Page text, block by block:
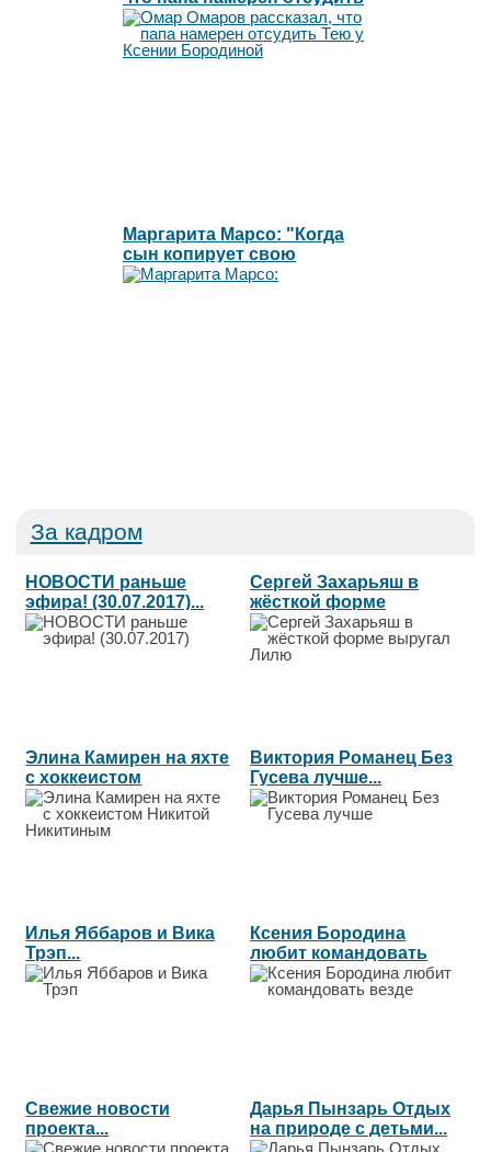
Тею у Ксении Бородиной
Маргарита Марсо: "Когда
сын копирует свою
сумасшедшую мамочку"
За кадром
НОВОСТИ раньше
эфира! (30.07.2017)...
Сергей Захарьяш в
жёсткой форме
выругал Лилю...
Элина Камирен на яхте
с хоккеистом
Никитой...
Виктория Романец Без
Гусева лучше...
Илья Яббаров и Вика
Трэп...
Ксения Бородина
любит командовать
везде...
Свежие новости
проекта...
Дарья Пынзарь Отдых
на природе с детьми...